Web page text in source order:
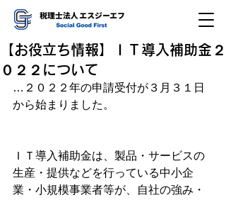
【お役立ち情報】ＩＴ導入補助金２
０２２について
…２０２２年の申請受付が３月３１日
から始まりました。
ＩＴ導入補助金は、製品・サービスの
生産・提供などを行っている中小企
業・小規模事業者等が、自社の強み・